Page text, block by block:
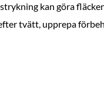
kan göra
tvätt, upprepa